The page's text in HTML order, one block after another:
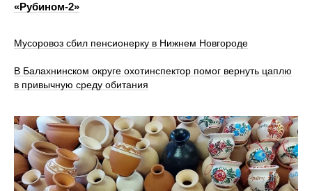
«Рубином‑2»
Мусоровоз сбил пенсионерку в Нижнем Новгороде
В Балахнинском округе охотинспектор помог вернуть цаплю
в привычную среду обитания